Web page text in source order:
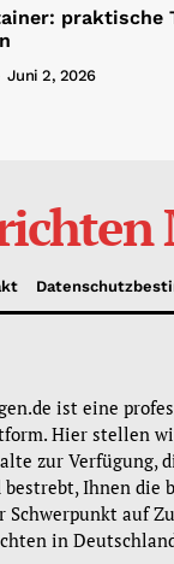
praktische
Juni 2, 2026
ist eine
Hier stellen
zur Verfügung,
Ihnen die
Schwerpunkt auf
in